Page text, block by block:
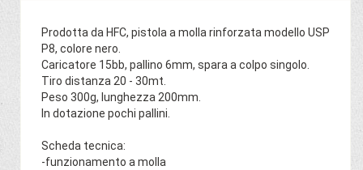
Prodotta da HFC, pistola a molla rinforzata modello USP
P8, colore nero.
Caricatore 15bb, pallino 6mm, spara a colpo singolo.
Tiro distanza 20 - 30mt.
Peso 300g, lunghezza 200mm.
In dotazione pochi pallini.
Scheda tecnica:
-funzionamento a molla